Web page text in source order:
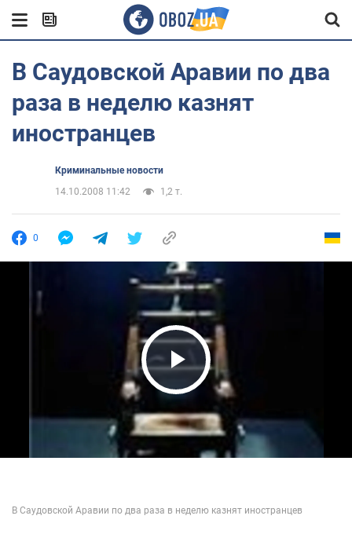
В Саудовской Аравии по два
раза в неделю казнят
иностранцев
Криминальные новости
14.10.2008 11:42
1,2 т.
0
Play Video